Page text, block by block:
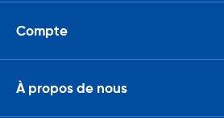
Compte
À propos de nous